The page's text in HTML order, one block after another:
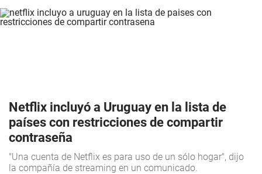
Netflix incluyó a Uruguay en la lista de
países con restricciones de compartir
contraseña
"Una cuenta de Netflix es para uso de un sólo hogar", dijo
la compañía de streaming en un comunicado.